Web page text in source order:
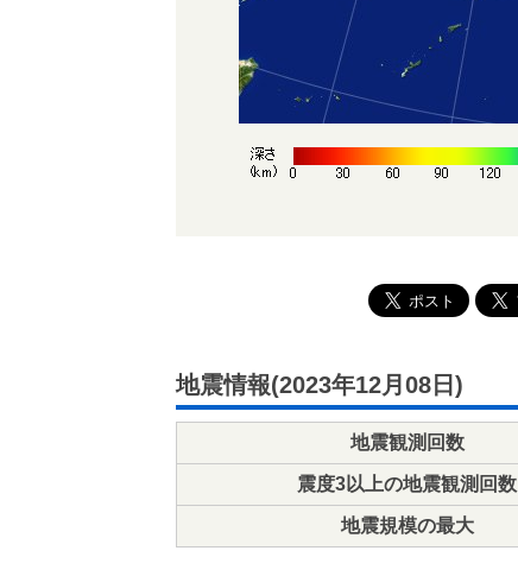
地震情報(2023年12月08日)
地震観測回数
震度3以上の地震観測回数
地震規模の最大